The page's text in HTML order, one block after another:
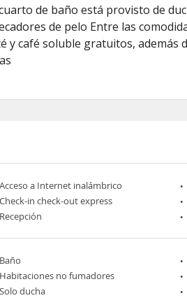
de baño está provisto de
de pelo Entre las
y café soluble gratuitos, además
Acceso a Internet inalámbrico
Check-in check-out express
Recepción
Baño
Habitaciones no fumadores
Solo ducha